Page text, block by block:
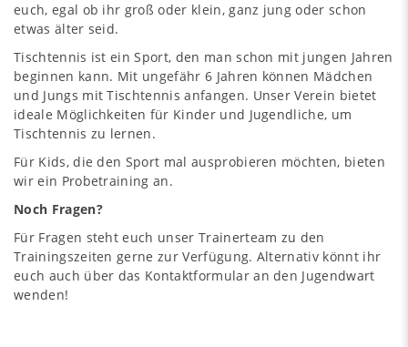
euch, egal ob ihr groß oder klein, ganz jung oder schon
etwas älter seid.
Tischtennis ist ein Sport, den man schon mit jungen Jahren
beginnen kann. Mit ungefähr 6 Jahren können Mädchen
und Jungs mit Tischtennis anfangen. Unser Verein bietet
ideale Möglichkeiten für Kinder und Jugendliche, um
Tischtennis zu lernen.
Für Kids, die den Sport mal ausprobieren möchten, bieten
wir ein Probetrainingan.
Noch Fragen?
Für Fragen steht euch unser Trainerteam zu den
Trainingszeiten gerne zur Verfügung. Alternativ könnt ihr
euch auch über das Kontaktformular an den Jugendwart
wenden!